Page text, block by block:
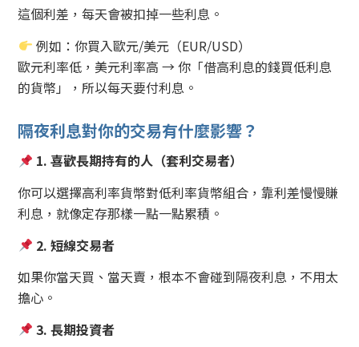
這個利差，每天會被扣掉一些利息。
例如：你買入歐元/美元（EUR/USD）
歐元利率低，美元利率高 → 你「借高利息的錢買低利息
的貨幣」，所以每天要付利息。
隔夜利息對你的交易有什麼影響？
1. 喜歡長期持有的人（套利交易者）
你可以選擇高利率貨幣對低利率貨幣組合，靠利差慢慢賺
利息，就像定存那樣一點一點累積。
2. 短線交易者
如果你當天買、當天賣，根本不會碰到隔夜利息，不用太
擔心。
3. 長期投資者